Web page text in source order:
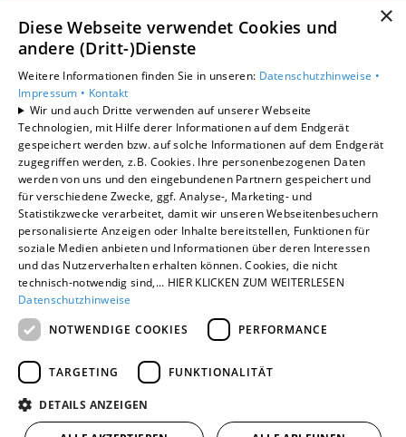
Privatkunden
Gewerbekunden
Karriere
Unternehmen
Kontakt
×
Diese Webseite verwendet Cookies und
andere (Dritt-)Dienste
Weitere Informationen finden Sie in unseren: Datenschutzhinweise •
Impressum • Kontakt
Wir und auch Dritte verwenden auf unserer Webseite
Technologien, mit Hilfe derer Informationen auf dem Endgerät
gespeichert werden bzw. auf solche Informationen auf dem Endgerät
zugegriffen werden, z.B. Cookies. Ihre personenbezogenen Daten
werden von uns und den eingebundenen Partnern gespeichert und
für verschiedene Zwecke, ggf. Analyse-, Marketing- und
Statistikzwecke verarbeitet, damit wir unseren Webseitenbesuchern
personalisierte Anzeigen oder Inhalte bereitstellen, Funktionen für
soziale Medien anbieten und Informationen über deren Interessen
und das Nutzerverhalten erhalten können. Cookies, die nicht
technisch-notwendig sind,... HIER KLICKEN ZUM WEITERLESEN
Datenschutzhinweise
NOTWENDIGE COOKIES
PERFORMANCE
TARGETING FUNKTIONALITÄT
DETAILS ANZEIGEN